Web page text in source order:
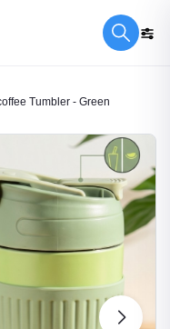
Tumbler - Green